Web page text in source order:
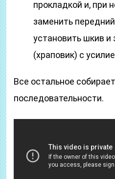
прокладкой и, при
заменить
установить шкив и
(храповик) с
Все остальное
последовательности.